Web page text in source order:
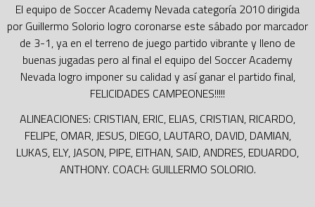
El equipo de Soccer Academy Nevada categoría 2010 dirigida
por Guillermo Solorio logro coronarse este sábado por marcador
de 3-1, ya en el terreno de juego partido vibrante y lleno de
buenas jugadas pero al final el equipo del Soccer Academy
Nevada logro imponer su calidad y así ganar el partido final,
FELICIDADES CAMPEONES!!!!!
ALINEACIONES: CRISTIAN, ERIC, ELIAS, CRISTIAN, RICARDO,
FELIPE, OMAR, JESUS, DIEGO, LAUTARO, DAVID, DAMIAN,
LUKAS, ELY, JASON, PIPE, EITHAN, SAID, ANDRES, EDUARDO,
ANTHONY. COACH: GUILLERMO SOLORIO.